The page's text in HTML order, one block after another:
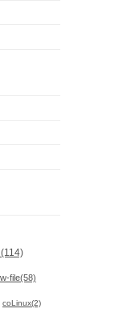
file(58)
coLinux(2)